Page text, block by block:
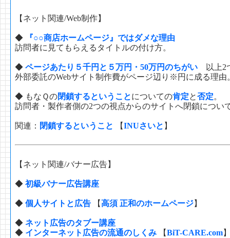
【ネット関連/Web制作】
◆
『○○商店ホームページ』ではダメな理由
訪問者に見てもらえるタイトルの付け方。
◆ ページあたり５千円と５万円・50万円のちがい 以上2
外部委託のWebサイト制作費がページ辺り※円に成る理由
◆ もなＱの閉鎖するということについての肯定と否定。
訪問者・製作者側の2つの視点からのサイトへ閉鎖につい
関連： 閉鎖するということ 【INUさいと 】
【ネット関連/バナー広告】
◆ 初級バナー広告講座
◆ 個人サイトと広告 【高須 正和のホームページ】
◆ ネット広告のタブー講座
◆ インターネット広告の流通のしくみ 【BiT-CARE.com